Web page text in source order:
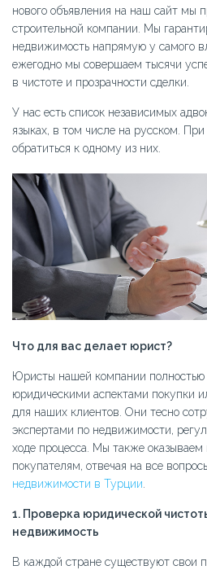
нового объявления на наш сайт мы
строительной компании. Мы
недвижимость напрямую у самого
ежегодно мы совершаем тысячи
в чистоте и прозрачности сделки.
У нас есть список независимых
языках, в том числе на русском.
обратиться к одному из них.
Что для вас делает юрист?
Юристы нашей компании
юридическими аспектами покупки
для наших клиентов. Они тесно
экспертами по недвижимости,
ходе процесса. Мы также
покупателям, отвечая на все
недвижимости в Турции
1. Проверка юридической
недвижимость
В каждой стране существуют свои